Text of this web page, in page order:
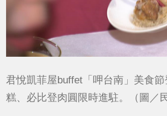
君悅凱菲屋buffet「呷台南」美食
糕、必比登肉圓限時進駐。（圖／